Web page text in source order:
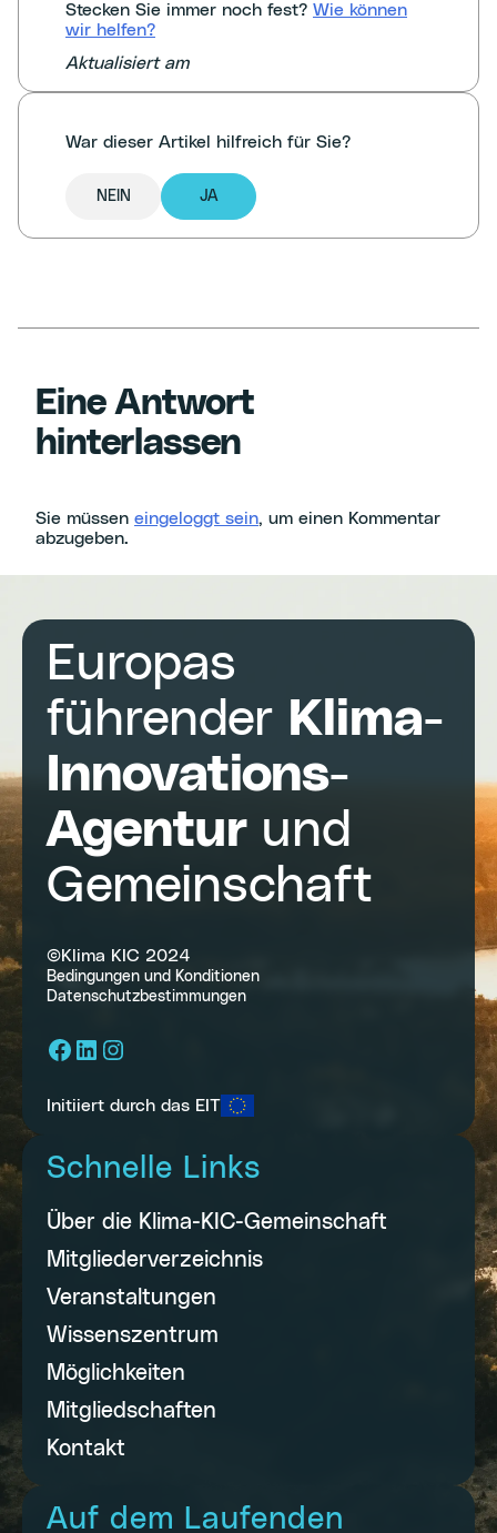
Stecken Sie immer noch fest? Wie können
wir helfen?
Aktualisiert am
War dieser Artikel hilfreich für Sie?
NEIN JA
Eine Antwort
hinterlassen
Sie müssen eingeloggt sein, um einen Kommentar
abzugeben.
Europas
führender Klima-
Innovations-
Agentur und
Gemeinschaft
©Klima KIC 2024
Bedingungen und Konditionen
Datenschutzbestimmungen
Facebook
LinkedIn
Instagram
Initiiert durch das EIT
Schnelle Links
Über die Klima-KIC-Gemeinschaft
Mitgliederverzeichnis
Veranstaltungen
Wissenszentrum
Möglichkeiten
Mitgliedschaften
Kontakt
Auf dem Laufenden